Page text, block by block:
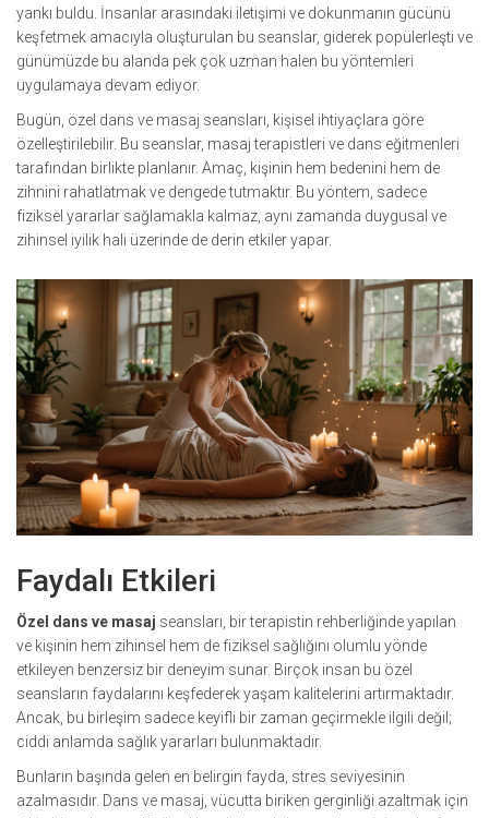
yankı buldu. İnsanlar arasındaki iletişimi ve dokunmanın gücünü
keşfetmek amacıyla oluşturulan bu seanslar, giderek popülerleşti ve
günümüzde bu alanda pek çok uzman halen bu yöntemleri
uygulamaya devam ediyor.
Bugün, özel dans ve masaj seansları, kişisel ihtiyaçlara göre
özelleştirilebilir. Bu seanslar, masaj terapistleri ve dans eğitmenleri
tarafından birlikte planlanır. Amaç, kişinin hem bedenini hem de
zihnini rahatlatmak ve dengede tutmaktır. Bu yöntem, sadece
fiziksel yararlar sağlamakla kalmaz, aynı zamanda duygusal ve
zihinsel iyilik hali üzerinde de derin etkiler yapar.
Faydalı Etkileri
Özel dans ve masaj seansları, bir terapistin rehberliğinde yapılan
ve kişinin hem zihinsel hem de fiziksel sağlığını olumlu yönde
etkileyen benzersiz bir deneyim sunar. Birçok insan bu özel
seansların faydalarını keşfederek yaşam kalitelerini artırmaktadır.
Ancak, bu birleşim sadece keyifli bir zaman geçirmekle ilgili değil;
ciddi anlamda sağlık yararları bulunmaktadır.
Bunların başında gelen en belirgin fayda, stres seviyesinin
azalmasıdır. Dans ve masaj, vücutta biriken gerginliği azaltmak için